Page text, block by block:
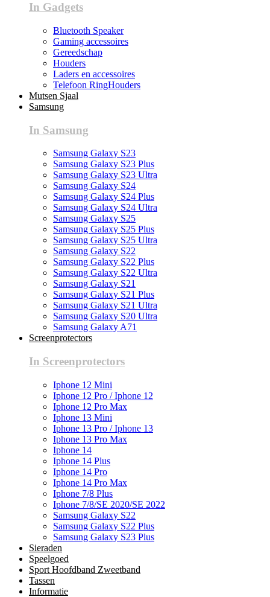
In Gadgets
Bluetooth Speaker
Gaming accessoires
Gereedschap
Houders
Laders en accessoires
Telefoon RingHouders
Mutsen Sjaal
Samsung
In Samsung
Samsung Galaxy S23
Samsung Galaxy S23 Plus
Samsung Galaxy S23 Ultra
Samsung Galaxy S24
Samsung Galaxy S24 Plus
Samsung Galaxy S24 Ultra
Samsung Galaxy S25
Samsung Galaxy S25 Plus
Samsung Galaxy S25 Ultra
Samsung Galaxy S22
Samsung Galaxy S22 Plus
Samsung Galaxy S22 Ultra
Samsung Galaxy S21
Samsung Galaxy S21 Plus
Samsung Galaxy S21 Ultra
Samsung Galaxy S20 Ultra
Samsung Galaxy A71
Screenprotectors
In Screenprotectors
Iphone 12 Mini
Iphone 12 Pro / Iphone 12
Iphone 12 Pro Max
Iphone 13 Mini
Iphone 13 Pro / Iphone 13
Iphone 13 Pro Max
Iphone 14
Iphone 14 Plus
Iphone 14 Pro
Iphone 14 Pro Max
Iphone 7/8 Plus
Iphone 7/8/SE 2020/SE 2022
Samsung Galaxy S22
Samsung Galaxy S22 Plus
Samsung Galaxy S23 Plus
Sieraden
Speelgoed
Sport Hoofdband Zweetband
Tassen
Informatie